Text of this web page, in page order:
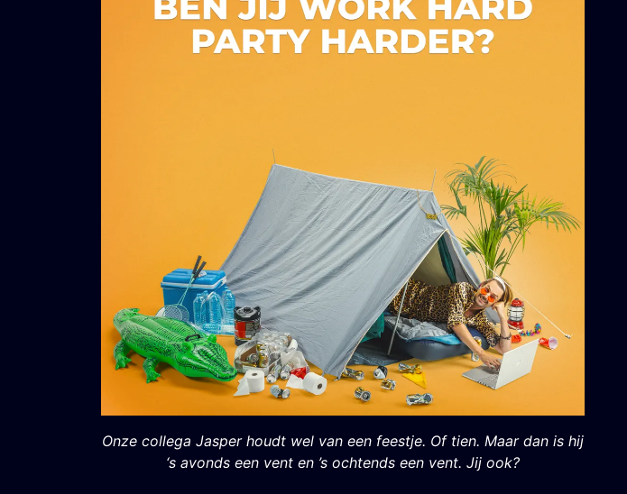
Onze collega Jasper houdt wel van een feestje. Of tien. Maar dan is hij
‘s avonds een vent en ’s ochtends een vent. Jij ook?